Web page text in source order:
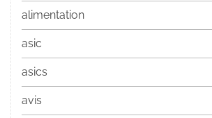
alimentation
asic
asics
avis